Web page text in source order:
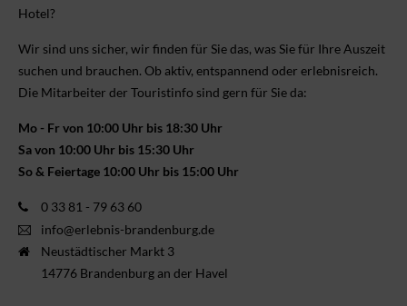
Hotel?
Wir sind uns sicher, wir finden für Sie das, was Sie für Ihre Aus­zeit
suchen und brauchen. Ob aktiv, ent­spannend oder erlebnis­reich.
Die Mitarbeiter der Touristinfo sind gern für Sie da:
Mo - Fr von 10:00 Uhr bis 18:30 Uhr
Sa von 10:00 Uhr bis 15:30 Uhr
So & Feiertage 10:00 Uhr bis 15:00 Uhr
0 33 81 - 79 63 60
info@erlebnis-brandenburg.de
Neustädtischer Markt 3
14776 Brandenburg an der Havel